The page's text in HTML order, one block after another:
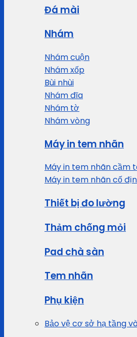
Đá mài
Nhám
Nhám cuộn
Nhám xốp
Bùi nhùi
Nhám đĩa
Nhám tờ
Nhám vòng
Máy in tem nhãn
Máy in tem nhãn cầm
Máy in tem nhãn cố
Thiết bị đo lường
Thảm chống mỏi
Pad chà sàn
Tem nhãn
Phụ kiện
Bảo vệ cơ sở hạ tầng